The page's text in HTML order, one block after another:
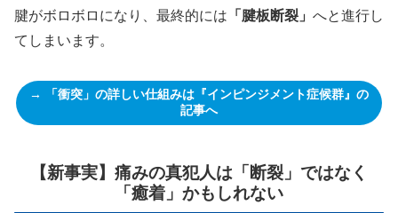
腱がボロボロになり、最終的には 「腱板断裂」 へと進行し
てしまいます。
→ 「衝突」の詳しい仕組みは『インピンジメント症候群』の
記事へ
【新事実】痛みの真犯人は「断裂」ではなく
「癒着」かもしれない